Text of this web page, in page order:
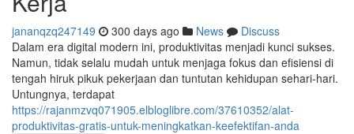
jananqzq247149 300 days ago News
Discuss
Dalam era digital modern ini, produktivitas menjadi kunci sukses.
Namun, tidak selalu mudah untuk menjaga fokus dan efisiensi di
tengah hiruk pikuk pekerjaan dan tuntutan kehidupan sehari-hari.
Untungnya, terdapat
https://rajanmzvq071905.elbloglibre.com/37610352/alat-
produktivitas-gratis-untuk-meningkatkan-keefektifan-anda